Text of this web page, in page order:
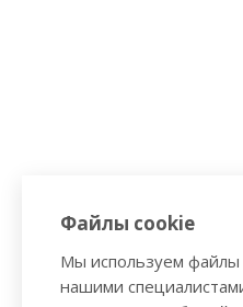
Файлы cookie
Мы используем файлы
нашими